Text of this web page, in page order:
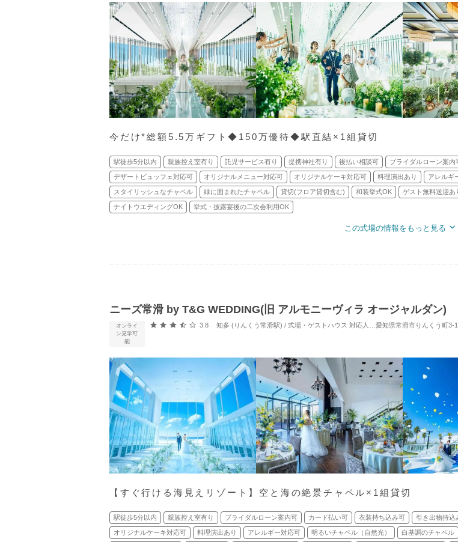
今だけ*総額5.5万ギフト◆150万優待◆駅直結×1組貸切
駅徒歩5分以内 親族控え室有り 託児サービス有り 提携神社有り 後払い相談可 ブライダルローン案内
デザートビュッフェ対応可 オリジナルメニュー対応可 オリジナルケーキ対応可 料理演出あり アレルギ
スタイリッシュなチャペル 緑に囲まれたチャペル 貸切(フロア貸切含む) 和装挙式OK ゲスト無料送迎あ
ナイトウエディングOK 挙式・披露宴後の二次会利用OK
この式場の情報をもっと見る
ニーズ常滑 by T&G WEDDING(旧 アルモニーヴィラ オージャルダン)
オンライ
ン見学可
能
口コミ評価
3.8 知多 (りんくう常滑駅) / 式場・ゲストハウス 対応人数: 着席：10名 ～ 120名 挙式
愛知県常滑市りんくう町3-
【すぐ行ける海見えリゾート】空と海の絶景チャペル×1組貸切
駅徒歩5分以内 親族控え室有り ブライダルローン案内可 カード払い可 衣装持ち込み可 引き出物持込
オリジナルケーキ対応可 料理演出あり アレルギー対応可 明るいチャペル（自然光） 白基調のチャペル